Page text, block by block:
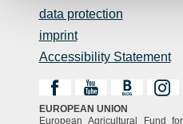
data protection
imprint
Accessibility Statement
EUROPEAN UNION
European Agricultural Fund